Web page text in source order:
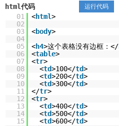
html代码 运行代码
01 <html>
02
03
<body>
04
05
<h4>这个表格没有边框：</
06
<table>
07
<tr>
08
<td>100</td>
09
<td>200</td>
10
<td>300</td>
11
</tr>
12
<tr>
13
<td>400</td>
14
<td>500</td>
15
<td>600</td>